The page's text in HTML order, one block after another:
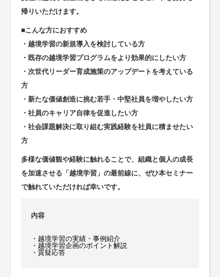
帰りいただけます。
■こんな方におすすめ
・越境学習の新規導入を検討している方
・既存の越境学習プログラムをより効果的にしたい方
・次世代リーダー育成施策のアップデートを考えている
方
・新たな価値創造に挑む若手・中堅社員を増やしたい方
・社員のキャリア自律を促進したい方
・社会課題解決に取り組む実践経験を社員に積ませたい
方
多様な価値観や経験に触れることで、組織と個人の成長
を加速させる「越境学習」の最前線に、ぜひ本セミナー
で触れていただければ幸いです。
内容
・越境学習の実績・事例紹介
・越境学習企画のポイント解説
・質疑応答